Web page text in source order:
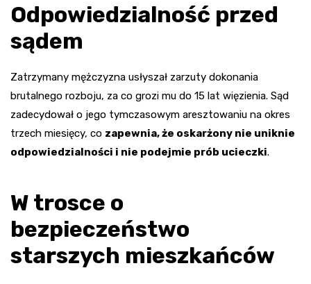
Odpowiedzialność przed
sądem
Zatrzymany mężczyzna usłyszał zarzuty dokonania
brutalnego rozboju, za co grozi mu do 15 lat więzienia. Sąd
zadecydował o jego tymczasowym aresztowaniu na okres
trzech miesięcy, co zapewnia, że oskarżony nie uniknie
odpowiedzialności i nie podejmie prób ucieczki.
W trosce o
bezpieczeństwo
starszych mieszkańców